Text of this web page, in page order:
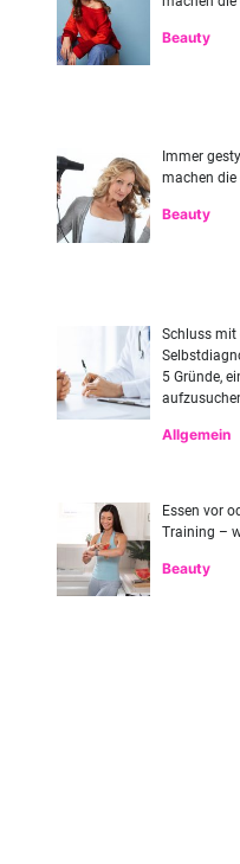
Beauty
Immer
machen die
Beauty
Schluss mit
5 Gründe,
Allgemein
Essen vor
Training –
Beauty